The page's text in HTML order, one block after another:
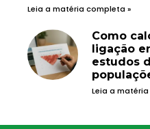
Leia a matéria completa »
Como
ligação
estudos
Leia a